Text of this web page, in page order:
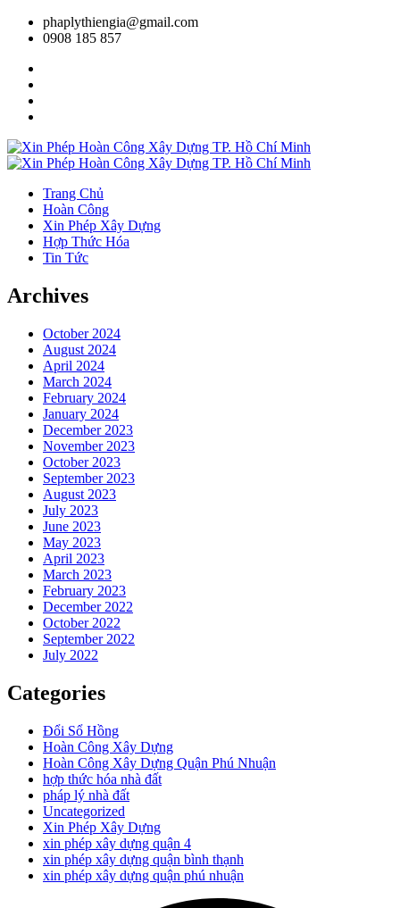
phaplythiengia@gmail.com
0908 185 857
Trang Chủ
Hoàn Công
Xin Phép Xây Dựng
Hợp Thức Hóa
Tin Tức
Archives
October 2024
August 2024
April 2024
March 2024
February 2024
January 2024
December 2023
November 2023
October 2023
September 2023
August 2023
July 2023
June 2023
May 2023
April 2023
March 2023
February 2023
December 2022
October 2022
September 2022
July 2022
Categories
Đổi Sổ Hồng
Hoàn Công Xây Dựng
Hoàn Công Xây Dựng Quận Phú Nhuận
hợp thức hóa nhà đất
pháp lý nhà đất
Uncategorized
Xin Phép Xây Dựng
xin phép xây dựng quận 4
xin phép xây dựng quận bình thạnh
xin phép xây dựng quận phú nhuận